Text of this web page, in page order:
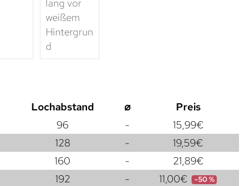
Lochabstand ⌀
Preis
96 - 15,99€
128 - 19,59€
160 - 21,89€
192 - 11,00€ -50 %